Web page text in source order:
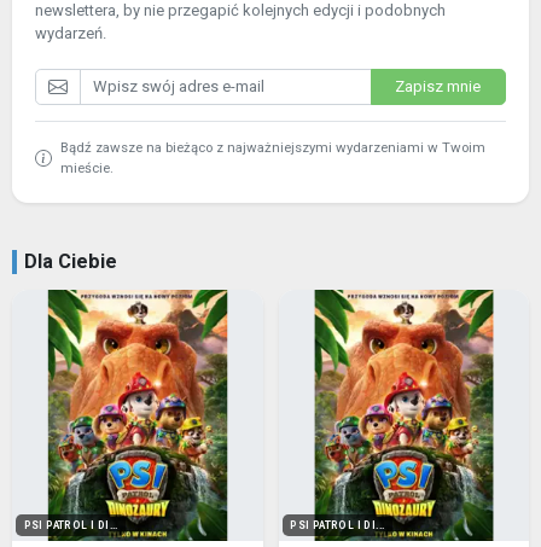
newslettera, by nie przegapić kolejnych edycji i podobnych
wydarzeń.
Zapisz mnie
Bądź zawsze na bieżąco z najważniejszymi wydarzeniami w Twoim
mieście.
Dla Ciebie
PSI PATROL I DI... PSI PATROL I DI...